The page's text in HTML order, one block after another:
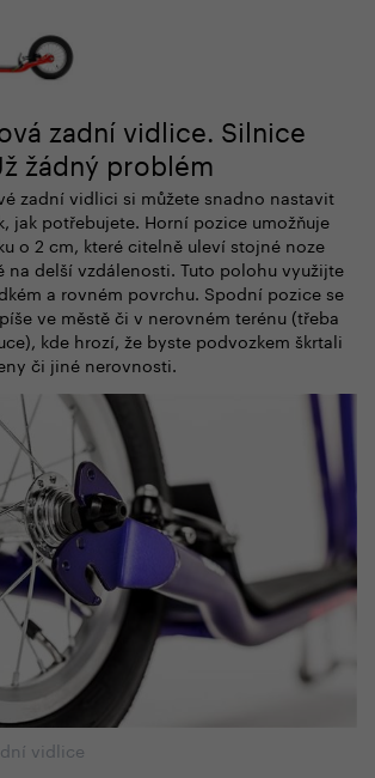
zadní vidlice. Silnice
žádný problém
zadní vidlici si můžete snadno nastavit
jak potřebujete. Horní pozice umožňuje
o 2 cm, které citelně uleví stojné noze
na delší vzdálenosti. Tuto polohu využijte
a rovném povrchu. Spodní pozice se
ve městě či v nerovném terénu (třeba
kde hrozí, že byste podvozkem škrtali
či jiné nerovnosti.
vidlice